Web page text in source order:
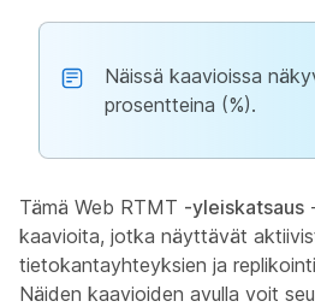
Näissä kaavioissa
prosentteina (%).
Tämä Web RTMT -yleiskatsaus
kaavioita, jotka näyttävät
tietokantayhteyksien ja
Näiden kaavioiden avulla voit